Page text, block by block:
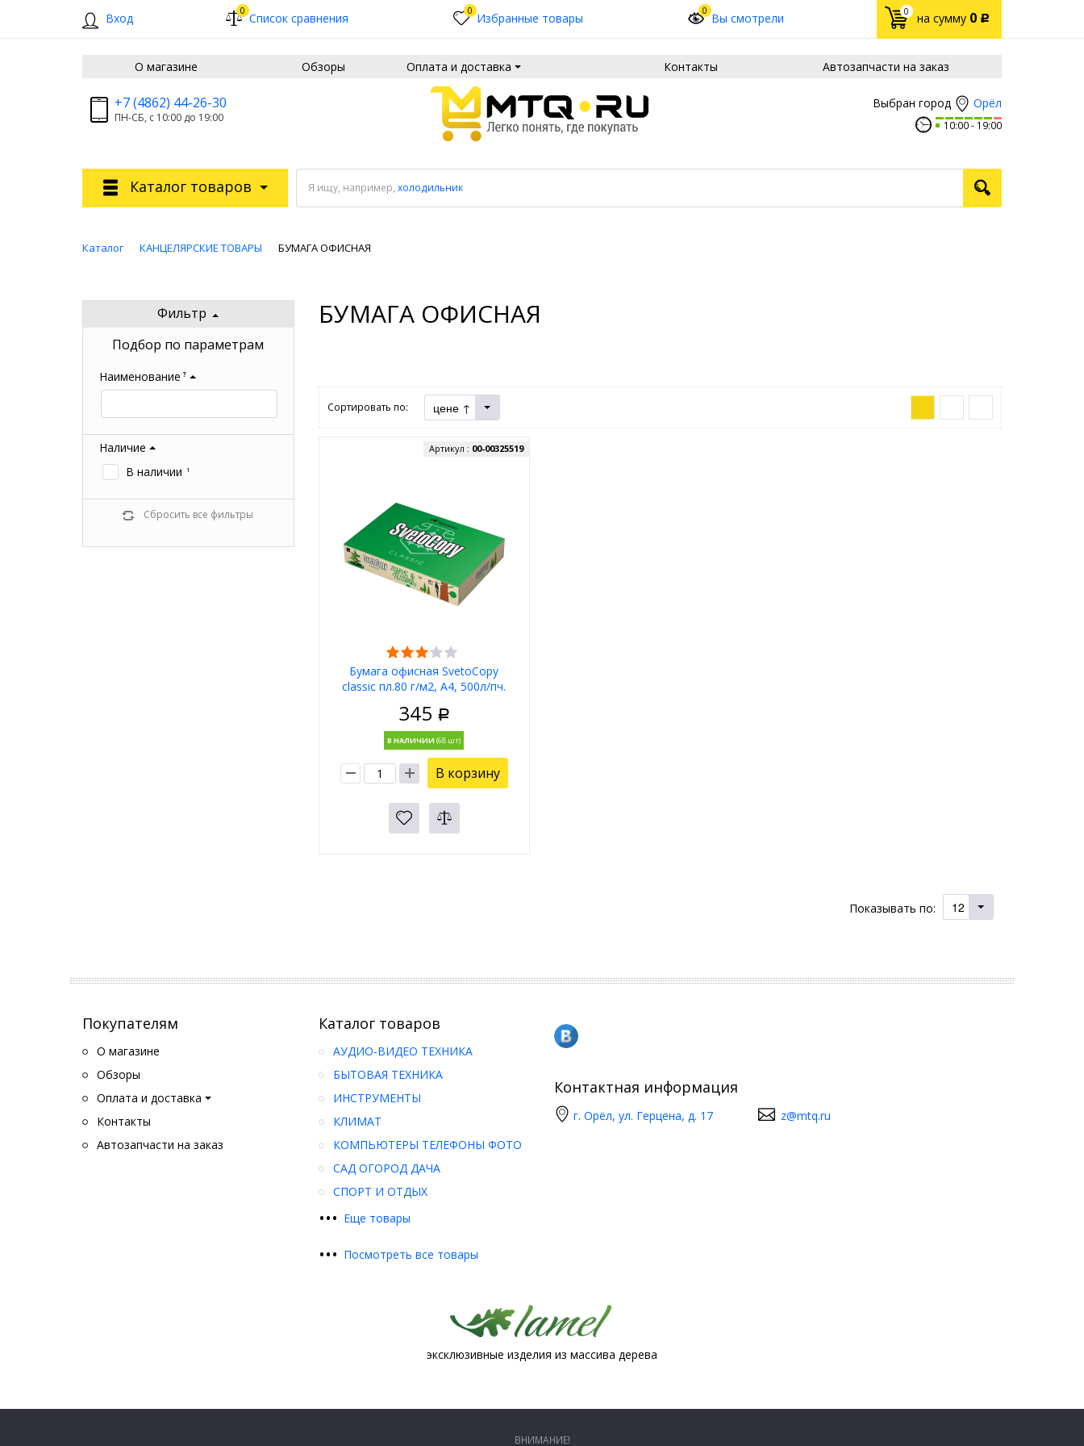
Вход 0 Список сравнения 0 Избранные товары 0 Вы смотрели 0 на сумму 0 Р
О магазине Обзоры Оплата и доставка Контакты Автозапчасти на заказ
Выбран город Орёл
10:00 19:00
+7 (4862) 44-26-30
ПН-СБ, с 10:00 до 19:00
Я ищу, например, холодильник
Каталог товаров
Каталог КАНЦЕЛЯРСКИЕ ТОВАРЫ БУМАГА ОФИСНАЯ
Фильтр
Подбор по параметрам
Наименование ?
Наличие
В наличии
1
Сбросить все фильтры
БУМАГА ОФИСНАЯ
Сортировать по: цене ↑
Бумага офисная SvetoCopy
classic пл.80 г/м2, А4, 500л/пч.
Артикул : 00-00325519
345 Р
В НАЛИЧИИ
В корзину
Показывать по: 12
Покупателям
О магазине
Обзоры
Оплата и доставка
Контакты
Автозапчасти на заказ
Каталог товаров
••• Еще товары
АУДИО-ВИДЕО ТЕХНИКА
БЫТОВАЯ ТЕХНИКА
ИНСТРУМЕНТЫ
КЛИМАТ
КОМПЬЮТЕРЫ ТЕЛЕФОНЫ ФОТО
САД ОГОРОД ДАЧА
СПОРТ И ОТДЫХ
••• Посмотреть все товары
Контактная информация
г. Орёл, ул. Герцена, д. 17 z@mtq.ru
эксклюзивные изделия из массива дерева
ВНИМАНИЕ!